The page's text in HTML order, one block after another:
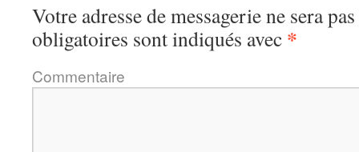
Votre adresse de messagerie ne sera
obligatoires sont indiqués avec *
Commentaire